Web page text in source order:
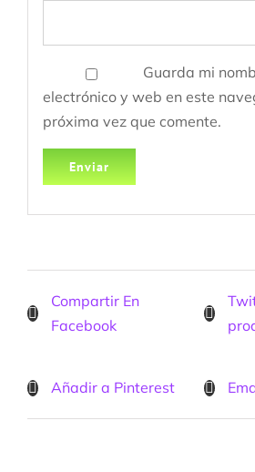
Guarda mi
electrónico y web en este
próxima vez que comente.
Compartir En
Facebook
Añadir a Pinterest